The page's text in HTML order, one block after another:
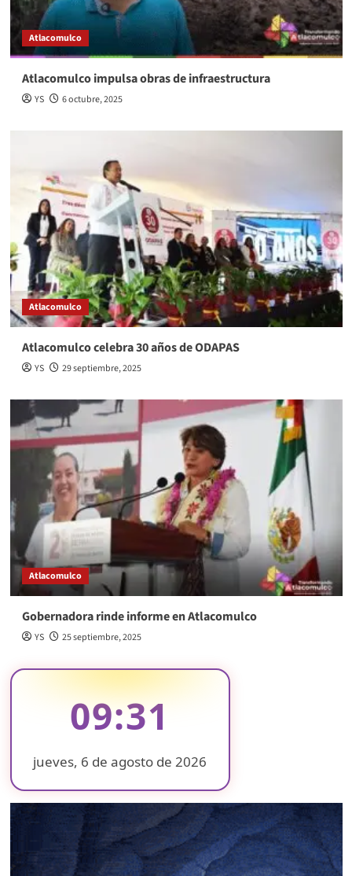
Atlacomulco
Atlacomulco impulsa obras de infraestructura
YS 6 octubre, 2025
Atlacomulco
Atlacomulco celebra 30 años de ODAPAS
YS 29 septiembre, 2025
Atlacomulco
Gobernadora rinde informe en Atlacomulco
YS 25 septiembre, 2025
09:31
jueves, 6 de agosto de 2026
❄
❄
❄